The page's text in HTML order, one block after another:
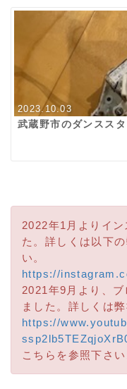
2023.10.03
武蔵野市のダンスス
2022年1月よりイ
た。詳しくは以下
い。
https://
2021年9月より、ブ
ました。詳しくは
https://
こちらを参照下さい